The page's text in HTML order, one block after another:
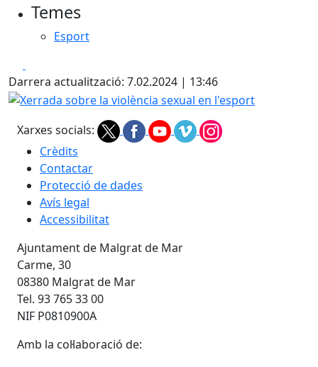
Temes
Esport
Darrera actualització: 7.02.2024 | 13:46
Xerrada sobre la violència sexual en l'esport
Xarxes socials:
Crèdits
Contactar
Protecció de dades
Avís legal
Accessibilitat
Ajuntament de Malgrat de Mar
Carme, 30
08380 Malgrat de Mar
Tel. 93 765 33 00
NIF P0810900A
Amb la col·laboració de: